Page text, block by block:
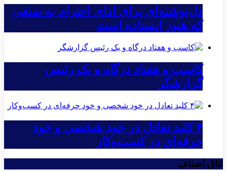
دل‌نوشته‌ای برای ادای احترام به صنفی
که هنوز ایستاده است
کاسب و هفتاد درگاه و یک رئیس
گزارشگر
۴ کلید تعادل در خود شخصی و خود
حرفه‌ای در کسب‌وکار
اتاق اصناف